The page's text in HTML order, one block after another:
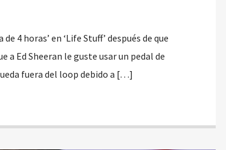
4 horas’ en ‘Life Stuff’ después de que
a Ed Sheeran le guste usar un pedal de
fuera del loop debido a […]